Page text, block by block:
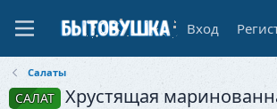
Вход
Салаты
САЛАТ Хрустящая